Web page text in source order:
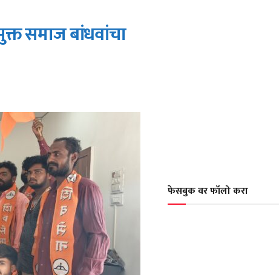
समाज बांधवांचा
फेसबुक वर फॉलो करा